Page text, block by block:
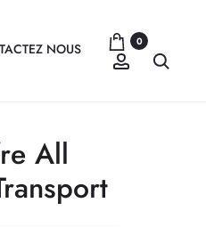
NOUS 0
Compte
All